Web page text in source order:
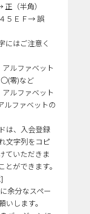
（半角）
ＥＦ→ 誤
にはご注意く
ルファベット
(零)など
ルファベット
ルファベットの
は、入会登録
文字列をコピ
ていただきま
とができます。
]
余分なスペー
いします。